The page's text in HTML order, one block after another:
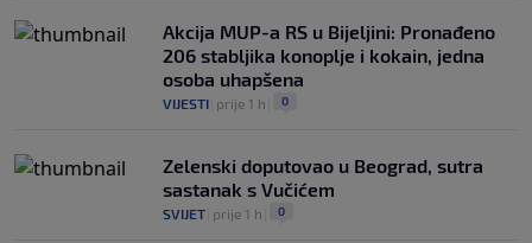
Akcija MUP-a RS u Bijeljini: Pronađeno
206 stabljika konoplje i kokain, jedna
osoba uhapšena
VIJESTI prije 1 h 0
Zelenski doputovao u Beograd, sutra
sastanak s Vučićem
SVIJET prije 1 h 0